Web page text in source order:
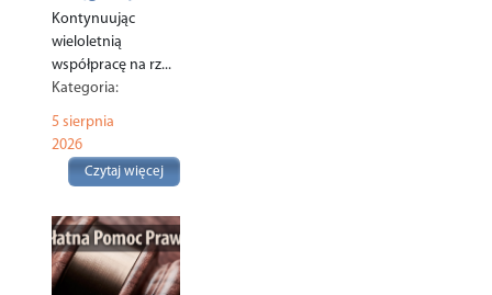
Kontynuując
wieloletnią
współpracę na rz...
Kategoria:
Rolnictwo
5 sierpnia
2026
Czytaj więcej